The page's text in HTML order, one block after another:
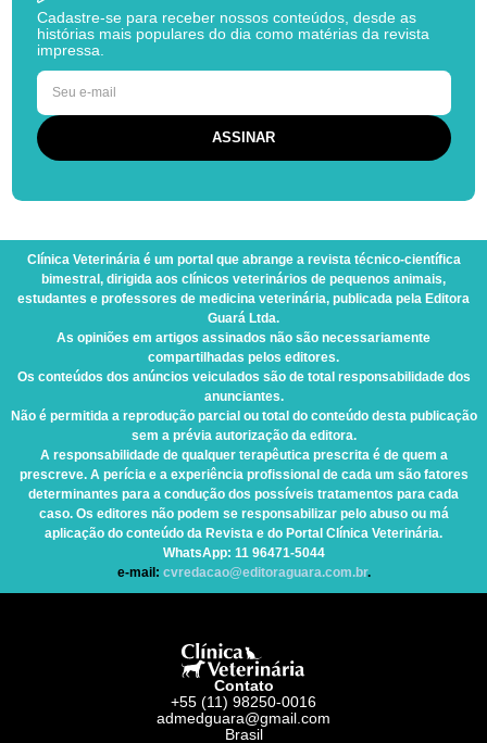
Cadastre-se para receber nossos conteúdos, desde as
histórias mais populares do dia como matérias da revista
impressa.
Clínica Veterináriaé um portal que abrange a revista técnico-científica
bimestral, dirigida aos clínicos veterinários de pequenos animais,
estudantes e professores de medicina veterinária, publicada pela Editora
Guará Ltda.
As opiniões em artigos assinados não são necessariamente
compartilhadas pelos editores.
Os conteúdos dos anúncios veiculados são de total responsabilidade dos
anunciantes.
Não é permitida a reprodução parcial ou total do conteúdo desta publicação
sem a prévia autorização da editora.
A responsabilidade de qualquer terapêutica prescrita é de quem a
prescreve. A perícia e a experiência profissional de cada um são fatores
determinantes para a condução dos possíveis tratamentos para cada
caso. Os editores não podem se responsabilizar pelo abuso ou má
aplicação do conteúdo da Revista e do Portal Clínica Veterinária.
WhatsApp: 11 96471-5044
e-mail: cvredacao@editoraguara.com.br.
Contato
+55 (11) 98250-0016
admedguara@gmail.com
Brasil